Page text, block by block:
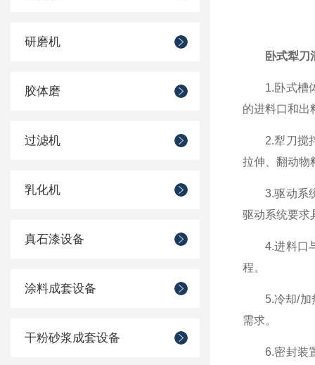
研磨机
胶体磨
过滤机
乳化机
真石漆设备
涂料成套设备
干粉砂浆成套设备
卧式犁刀
1.卧式槽体
的进料口和出
2.犁刀搅拌
拉伸、翻动物
3.驱动系统
驱动系统要求
4.进料口与
程。
5.冷却/加热
需求。
6.密封装置